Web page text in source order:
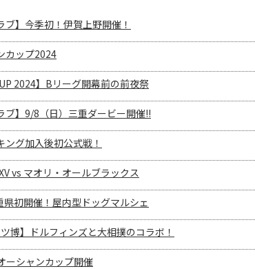
ブ】今季初！伊賀上野開催！
カップ2024
2024】Bリーグ開幕前の前夜祭
ブ】9/8（日）三重ダービー開催!!
ング加入後初公式戦！
vs マオリ・オールブラックス
県初開催！屋内型ドッグマルシェ
ツ博】ドルフィンズと大相撲のコラボ！
ーシャンカップ開催